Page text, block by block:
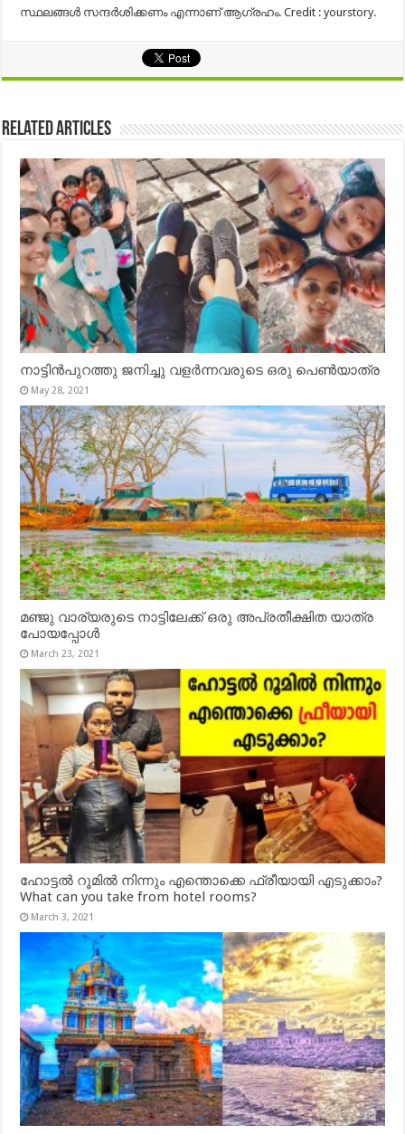
സ്ഥലങ്ങള്‍ സന്ദര്‍ശിക്കണം എന്നാണ് ആഗ്രഹം. Credit : yourstory.
Related Articles
നാട്ടിൻപുറത്തു ജനിച്ചു വളർന്നവരുടെ ഒരു പെൺയാത്ര
May 28, 2021
മഞ്ജു വാര്യരുടെ നാട്ടിലേക്ക് ഒരു അപ്രതീക്ഷിത യാത്ര
പോയപ്പോൾ
March 23, 2021
ഹോട്ടൽ റൂമിൽ നിന്നും എന്തൊക്കെ ഫ്രീയായി എടുക്കാം?
What can you take from hotel rooms?
March 3, 2021